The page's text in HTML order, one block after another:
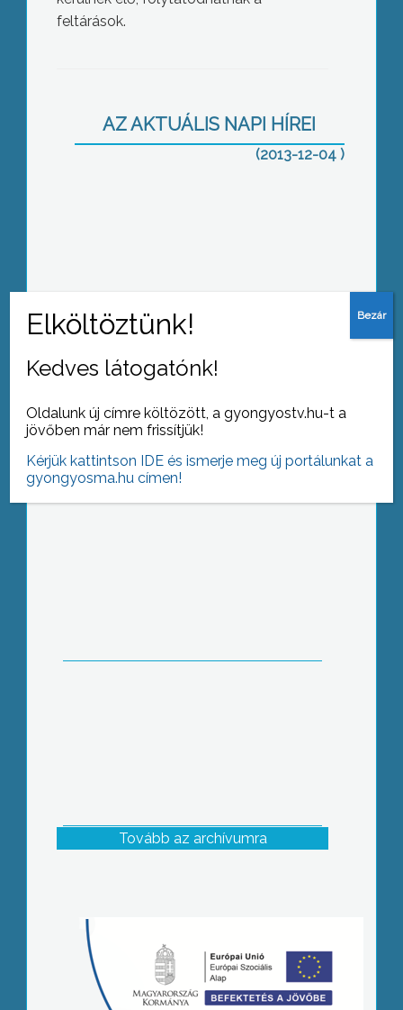
feltárások.
AZ AKTUÁLIS NAPI HÍREI
(2013-12-04 )
Dankó Pista emlékverseny
Tovább az archívumra
Kedves látogatónk!
Oldalunk új címre költözött, a gyongyostv.hu-t a
jövőben már nem frissítjük!
Kérjük kattintson IDE és ismerje meg új portálunkat a
gyongyosma.hu címen!